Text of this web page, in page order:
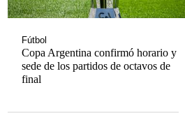
Fútbol
Copa Argentina confirmó horario y
sede de los partidos de octavos de
final
Arequito
Notas